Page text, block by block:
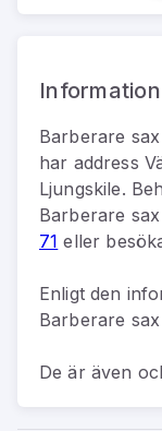
Barberare sax
har address
Ljungskile.
Barberare sax
71 eller
Enligt den
Barberare
De är även